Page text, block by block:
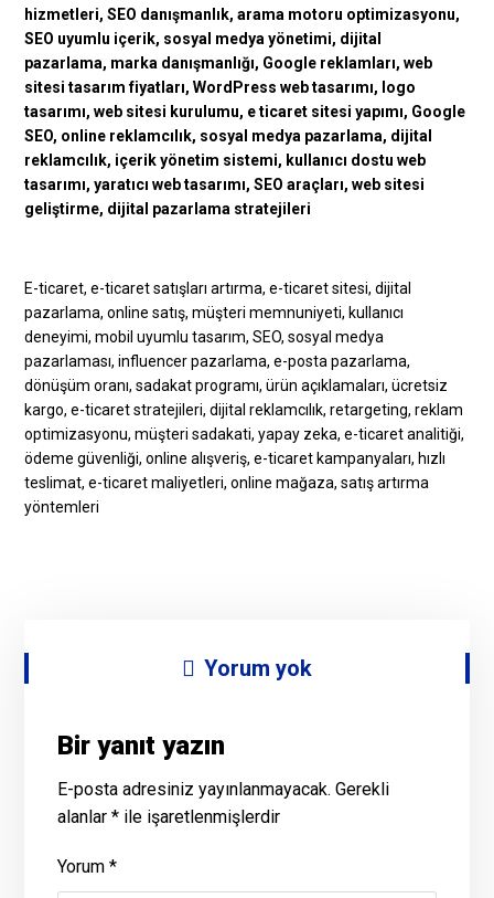
E-ticaret, e-ticaret satışları artırma, e-ticaret sitesi, dijital
pazarlama, online satış, müşteri memnuniyeti, kullanıcı
deneyimi, mobil uyumlu tasarım, SEO, sosyal medya
pazarlaması, influencer pazarlama, e-posta pazarlama,
dönüşüm oranı, sadakat programı, ürün açıklamaları, ücretsiz
kargo, e-ticaret stratejileri, dijital reklamcılık, retargeting, reklam
optimizasyonu, müşteri sadakati, yapay zeka, e-ticaret analitiği,
ödeme güvenliği, online alışveriş, e-ticaret kampanyaları, hızlı
teslimat, e-ticaret maliyetleri, online mağaza, satış artırma
yöntemleri
Yorum yok
Bir yanıt yazın
E-posta adresiniz yayınlanmayacak. Gerekli
alanlar* ile işaretlenmişlerdir
Yorum*